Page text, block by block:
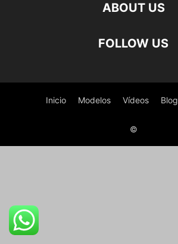
ABOUT US
FOLLOW US
Inicio Modelos Vídeos Blog
©